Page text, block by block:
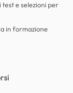
e selezioni per
in formazione